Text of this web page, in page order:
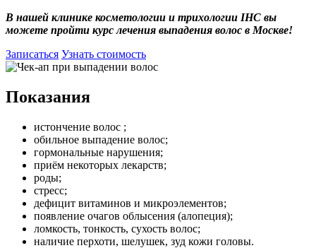
В нашей клинике косметологии и трихологии IHC вы
можете пройти курс лечения выпадения волос в Москве!
Записаться Узнать стоимость
Показания
истончение волос ;
обильное выпадение волос;
гормональные нарушения;
приём некоторых лекарств;
роды;
стресс;
дефицит витаминов и микроэлементов;
появление очагов облысения (алопеция);
ломкость, тонкость, сухость волос;
наличие перхоти, шелушек, зуд кожи головы.